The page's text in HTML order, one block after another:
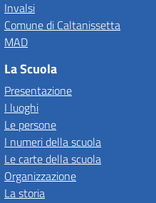
Invalsi
Comune di Caltanissetta
MAD
La Scuola
Presentazione
I luoghi
Le persone
I numeri della scuola
Le carte della scuola
Organizzazione
La storia